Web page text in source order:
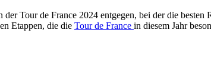
Tour de France 2024 entgegen, bei der die
Etappen, die die Tour de France in diesem Jahr